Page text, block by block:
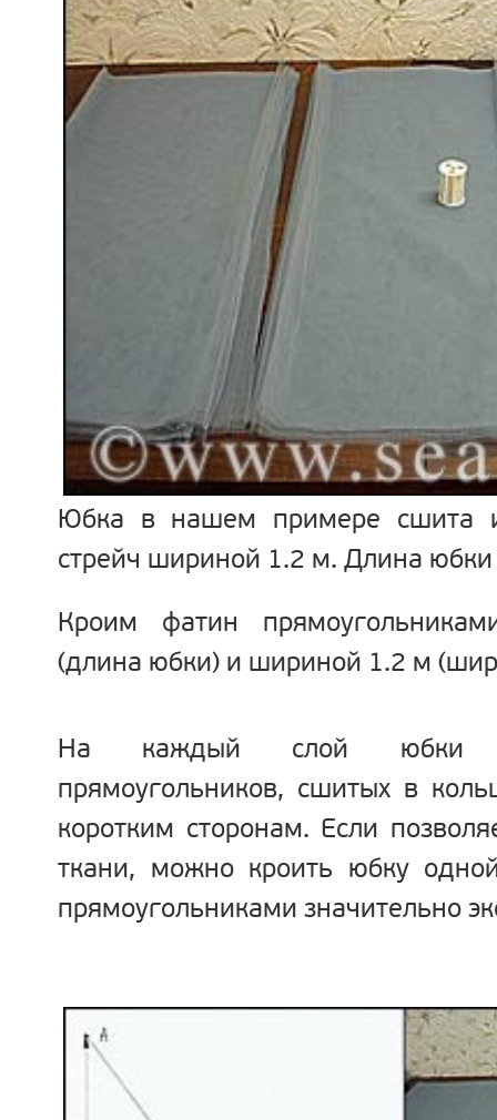
Юбка в нашем примере сшита
стрейч шириной 1.2 м. Длина
Кроим фатин
(длина юбки) и шириной 1.2 м
На каждый слой юбки
прямоугольников, сшитых в
коротким сторонам. Если
ткани, можно кроить юбку
прямоугольниками значительно